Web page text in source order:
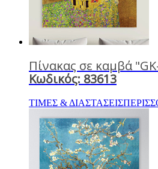
Πίνακας σε καμβά
Κωδικός: 83613
ΤΙΜΕΣ & ΔΙΑΣΤΑΣΕΙΣ